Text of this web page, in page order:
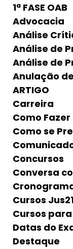
1ª FASE OAB
Advocacia
Análise
Análise de
Análise de
Anulação
ARTIGO
Carreira
Como
Como se
Concursos
Conversa
Cursos
Cursos para
Datas do
Destaque